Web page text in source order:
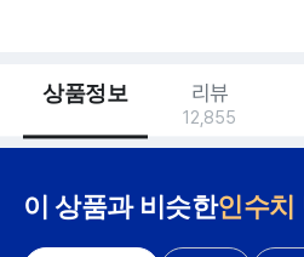
상품정보 리뷰
12,855
이 상품과 비슷한인수치